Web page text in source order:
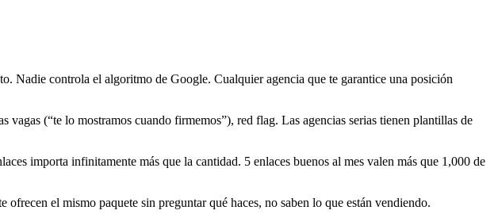
Nadie controla el algoritmo de Google. Cualquier agencia que te garantice una posición
vagas (“te lo mostramos cuando firmemos”), red flag. Las agencias serias tienen plantillas de
importa infinitamente más que la cantidad. 5 enlaces buenos al mes valen más que 1,000 de
el mismo paquete sin preguntar qué haces, no saben lo que están vendiendo.